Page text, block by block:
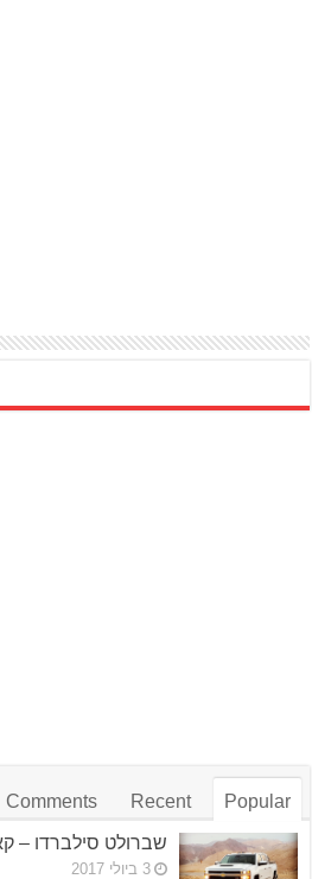
Popular
Recent
Comments
שברולט סילברדו –
3 ביולי 2017